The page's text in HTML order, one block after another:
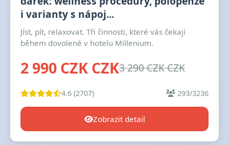
i varianty s nápoj...
Jíst, pít, relaxovat. Tři činnosti, které vás čekají
během dovolené v hotelu Millenium.
2 990 CZK CZK3 290 CZK CZK
4.6 (2707) 293/3236
Zobrazit detail